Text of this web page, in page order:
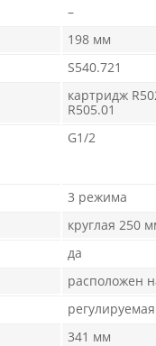
–
198 мм
S540.721
картридж
R505.01
G1/2
3 режима
круглая 250
да
расположен
341 мм